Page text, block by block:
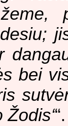
bei
Žodis‘“.